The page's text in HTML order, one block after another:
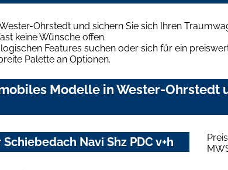
Ohrstedt und sichern Sie sich Ihren
keine Wünsche offen.
Features suchen oder sich für ein
Palette an Optionen.
Modelle in Wester-Ohrstedt
Navi Shz PDC v+h